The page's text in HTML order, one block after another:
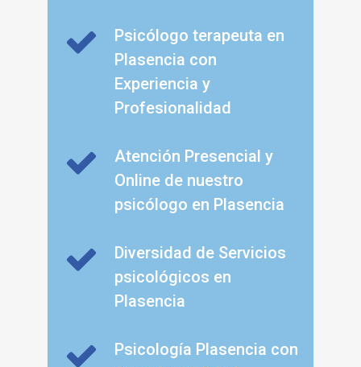
Psicólogo terapeuta en
Plasencia con
Experiencia y
Profesionalidad
Atención Presencial y
Online de nuestro
psicólogo en Plasencia
Diversidad de Servicios
psicológicos en
Plasencia
Psicología Plasencia con